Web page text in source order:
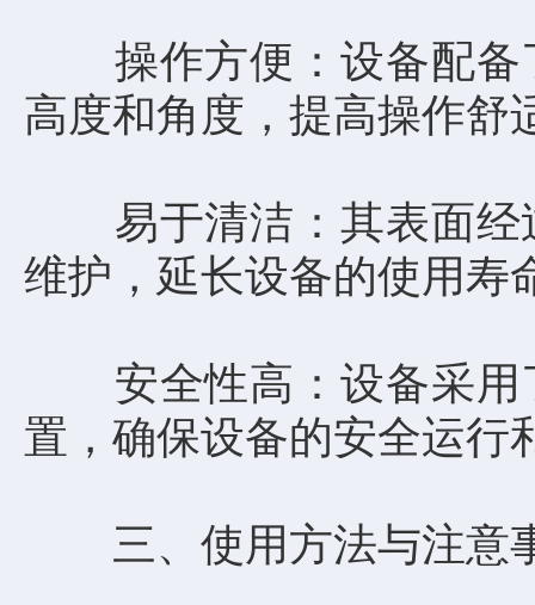
操作方便：设备配备
高度和角度，提高操作舒
易于清洁：其表面经
维护，延长设备的使用寿
安全性高：设备采用
置，确保设备的安全运行
三、使用方法与注意